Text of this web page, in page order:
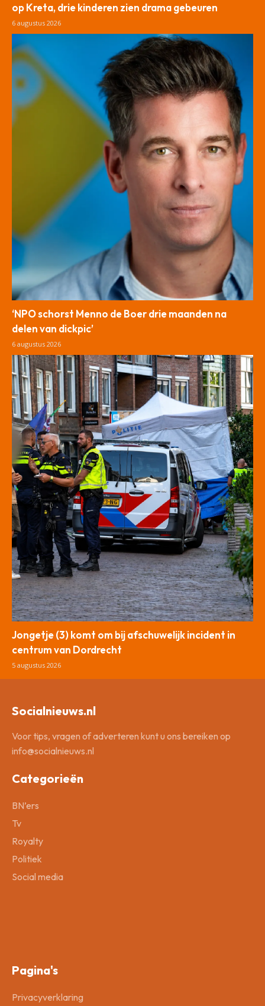
op Kreta, drie kinderen zien drama gebeuren
6 augustus 2026
‘NPO schorst Menno de Boer drie maanden na
delen van dickpic’
6 augustus 2026
Jongetje (3) komt om bij afschuwelijk incident in
centrum van Dordrecht
5 augustus 2026
Socialnieuws.nl
Voor tips, vragen of adverteren kunt u ons bereiken op
info@socialnieuws.nl
Categorieën
BN’ers
Tv
Royalty
Politiek
Social media
Pagina's
Privacyverklaring